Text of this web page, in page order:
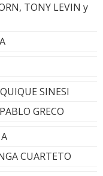
TONY LEVIN y
SINESI
GRECO
CUARTETO